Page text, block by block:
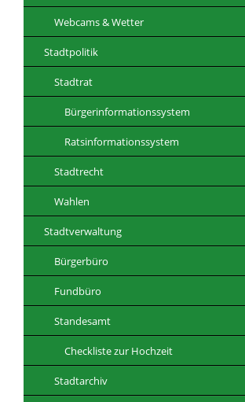
Webcams & Wetter
Stadtpolitik
Stadtrat
Bürgerinformationssystem
Ratsinformationssystem
Stadtrecht
Wahlen
Stadtverwaltung
Bürgerbüro
Fundbüro
Standesamt
Checkliste zur Hochzeit
Stadtarchiv